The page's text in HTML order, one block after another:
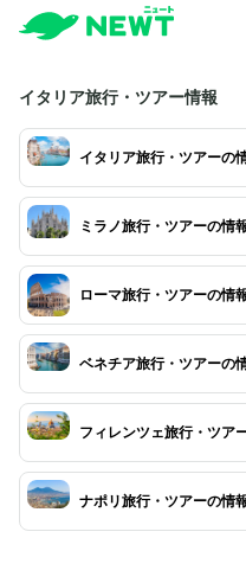
イタリア旅行・ツアー情報
イタリア旅行・ツアーの
ミラノ旅行・ツアーの情
ローマ旅行・ツアーの情
ベネチア旅行・ツアーの
フィレンツェ旅行・ツア
ナポリ旅行・ツアーの情